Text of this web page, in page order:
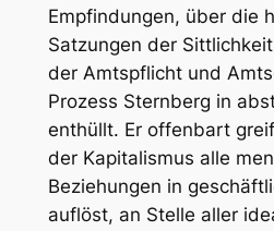
Empfindungen, über die
Satzungen der
der Amtspflicht und
Prozess Sternberg in
enthüllt. Er offenbart
der Kapitalismus alle
Beziehungen in
auflöst, an Stelle aller